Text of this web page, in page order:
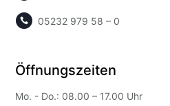
 05232 979 58 – 0
Öffnungszeiten
Mo. - Do.: 08.00 – 17.00 Uhr